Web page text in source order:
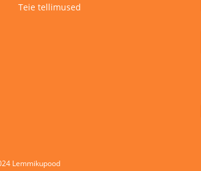
Teie tellimused
Lemmikupood